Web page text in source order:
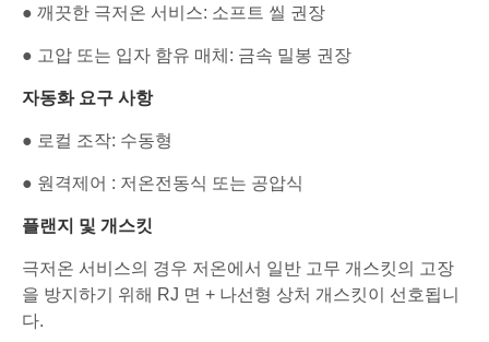
● 깨끗한 극저온 서비스: 소프트 씰 권장
● 고압 또는 입자 함유 매체: 금속 밀봉 권장
자동화 요구 사항
● 로컬 조작: 수동형
● 원격제어 : 저온전동식 또는 공압식
플랜지 및 개스킷
극저온 서비스의 경우 저온에서 일반 고무 개스킷의 고장
을 방지하기 위해 RJ 면 + 나선형 상처 개스킷이 선호됩니
다.